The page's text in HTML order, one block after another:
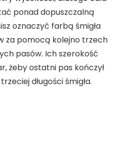
ponad dopuszczalną
oznaczyć farbą śmigła
za pomocą kolejno trzech
pasów. Ich szerokość
żeby ostatni pas kończył
długości śmigła.